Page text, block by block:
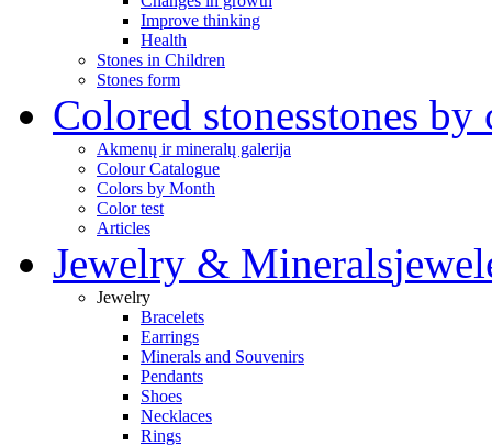
Improve thinking
Health
Stones in Children
Stones form
Colored stonesstones by
Akmenų ir mineralų galerija
Colour Catalogue
Colors by Month
Color test
Articles
Jewelry & Minerals
Jewelry
Bracelets
Earrings
Minerals and Souvenirs
Pendants
Shoes
Necklaces
Rings